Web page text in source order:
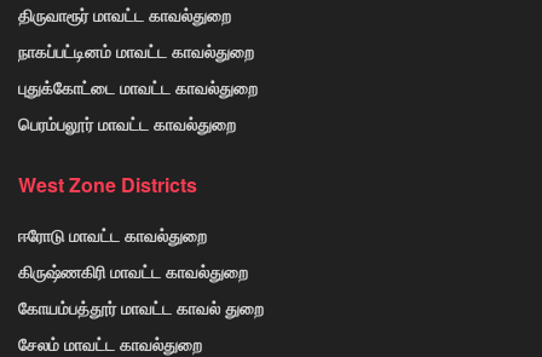
திருவாரூர் மாவட்ட காவல்துறை
நாகப்பட்டினம் மாவட்ட காவல்துறை
புதுக்கோட்டை மாவட்ட காவல்துறை
பெரம்பலூர் மாவட்ட காவல்துறை
West Zone Districts
ஈரோடு மாவட்ட காவல்துறை
கிருஷ்ணகிரி மாவட்ட காவல்துறை
கோயம்பத்தூர் மாவட்ட காவல் துறை
சேலம் மாவட்ட காவல்துறை